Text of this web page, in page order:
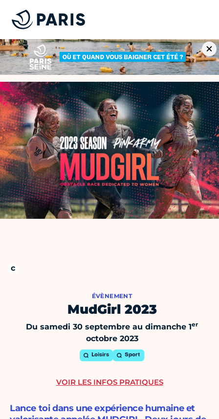
ÉVÈNEMENT
MudGirl 2023
Du samedi 30 septembre au dimanche 1er
octobre 2023
Loisirs Sport
Lance toi dans une expérience humaine et
VOIR LES INFOS PRATIQUES